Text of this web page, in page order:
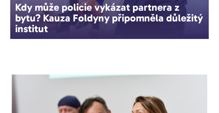
Kdy může policie vykázat partnera z
bytu? Kauza Foldyny připomněla důležitý
institut